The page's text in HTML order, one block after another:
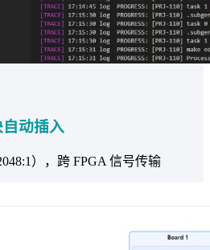
动插入
），跨 FPGA 信号传输